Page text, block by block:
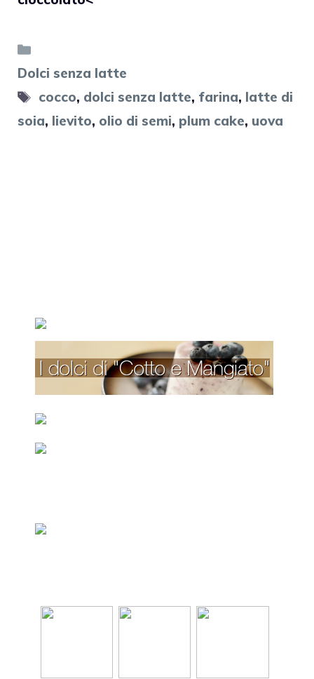
Dolci senza latte
Tag
cocco, dolci senza latte, farina, latte di
soia, lievito, olio di semi, plum cake, uova